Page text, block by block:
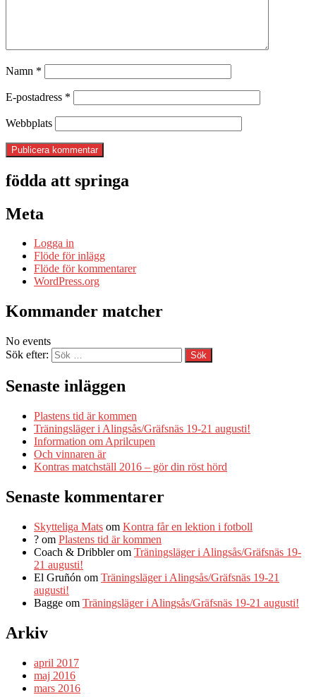
Namn *
E-postadress *
Webbplats
födda att springa
Meta
Logga in
Flöde för inlägg
Flöde för kommentarer
WordPress.org
Kommander matcher
No events
Sök efter:
Senaste inläggen
Plastens tid är kommen
Träningsläger i Alingsås/Gräfsnäs 19-21 augusti!
Information om Aprilcupen
Och vinnaren är
Kontras matchställ 2016 – gör din röst hörd
Senaste kommentarer
Skytteliga Mats om Kontra får en lektion i fotboll
? om Plastens tid är kommen
Coach & Dribblerom Träningsläger i Alingsås/Gräfsnäs 19-
21 augusti!
El Gruñón om Träningsläger i Alingsås/Gräfsnäs 19-21
augusti!
Bagge om Träningsläger i Alingsås/Gräfsnäs 19-21 augusti!
Arkiv
april 2017
maj 2016
mars 2016